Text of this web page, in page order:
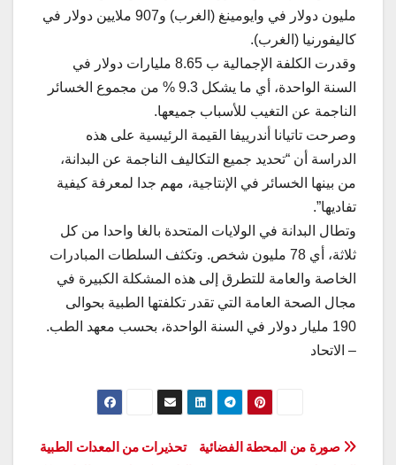
مليون دولار في وايومينغ (الغرب) و907 ملايين دولار في
كاليفورنيا (الغرب).
وقدرت الكلفة الإجمالية ب 8.65 مليارات دولار في
السنة الواحدة، أي ما يشكل 9.3 % من مجموع الخسائر
الناجمة عن التغيب للأسباب جميعها.
وصرحت تاتيانا أندرييفا القيمة الرئيسية على هذه
الدراسة أن “تحديد جميع التكاليف الناجمة عن البدانة،
من بينها الخسائر في الإنتاجية، مهم جدا لمعرفة كيفية
تفاديها”.
وتطال البدانة في الولايات المتحدة بالغا واحدا من كل
ثلاثة، أي 78 مليون شخص. وتكثف السلطات المبادرات
الخاصة والعامة للتطرق إلى هذه المشكلة الكبيرة في
مجال الصحة العامة التي تقدر تكلفتها الطبية بحوالى
190 مليار دولار في السنة الواحدة، بحسب معهد الطب.
– الاتحاد
تصفّح
تحذيرات من المعدات الطبية
صورة من المحطة الفضائية